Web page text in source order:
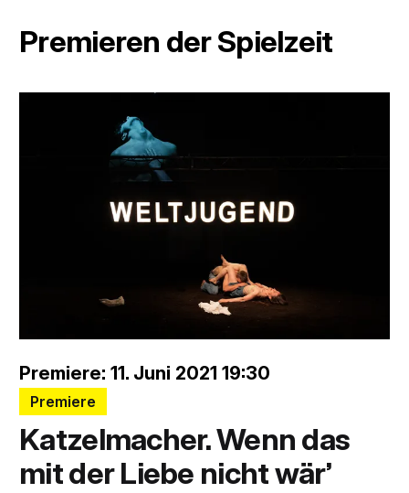
Premieren der Spielzeit
Premiere: 11. Juni 2021 19:30
Premiere
Katzelmacher. Wenn das
mit der Liebe nicht wär’